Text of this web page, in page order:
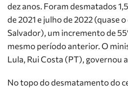
dez anos. Foram desmatados
de 2021 e julho de 2022 (quase
Salvador), um incremento de
mesmo período anterior. O
Lula, Rui Costa (PT), governou
No topo do desmatamento do